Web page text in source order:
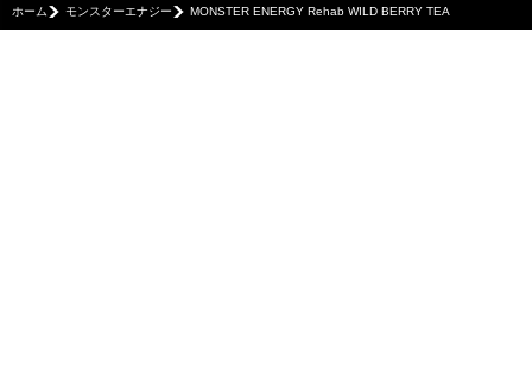
ホーム モンスターエナジー MONSTER ENERGY Rehab WILD BERRY TEA